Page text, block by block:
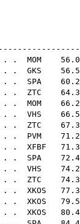
. . MOM
. . GKS
. . SPA
. . ZTC
. . MOM
. . VHS
. . ZTC
. . PVM
. . XFBF
. . SPA
. . VHS
. . ZTC
. . XKOS
. . XKOS
. . XKOS